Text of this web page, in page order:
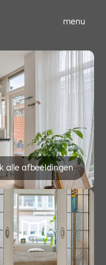
menu
alle afbeeldingen